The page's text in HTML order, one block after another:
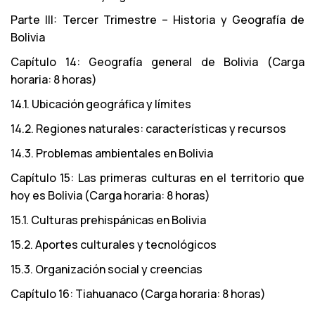
Parte III: Tercer Trimestre – Historia y Geografía de
Bolivia
Capítulo 14: Geografía general de Bolivia (Carga
horaria: 8 horas)
14.1. Ubicación geográfica y límites
14.2. Regiones naturales: características y recursos
14.3. Problemas ambientales en Bolivia
Capítulo 15: Las primeras culturas en el territorio que
hoy es Bolivia (Carga horaria: 8 horas)
15.1. Culturas prehispánicas en Bolivia
15.2. Aportes culturales y tecnológicos
15.3. Organización social y creencias
Capítulo 16: Tiahuanaco (Carga horaria: 8 horas)